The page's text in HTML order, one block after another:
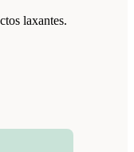
laxantes.